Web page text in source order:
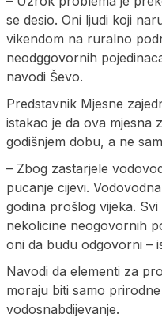
se desio. Oni ljudi koji
vikendom na ruralno
neodggovornih
navodi Ševo.
Predstavnik Mjesne
istakao je da ova mjesna
godišnjem dobu, a ne
– Zbog zastarjele
pucanje cijevi.
godina prošlog vijeka.
nekolicine neogovornih
oni da budu odgovorni –
Navodi da elementi za
moraju biti samo
vodosnabdijevanje.